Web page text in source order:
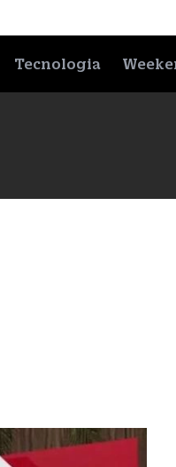
Tecnologia